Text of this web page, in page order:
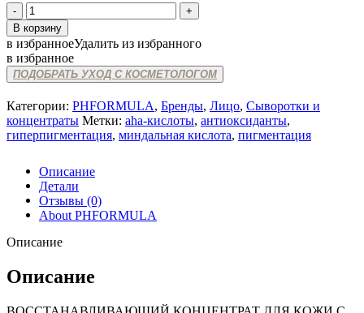
Количество
товара
pHformula
M.E.L.A.
RECOVERY
В корзину
в избранноеУдалить из избранного
в избранное
ПОДОБРАТЬ УХОД С КОСМЕТОЛОГОМ
Категории: PHFORMULA, Бренды, Лицо, Сыворотки и
концентраты Метки: aha-кислоты, антиоксиданты,
гиперпигментация, миндальная кислота, пигментация
Описание
Детали
Отзывы (0)
About PHFORMULA
Описание
Описание